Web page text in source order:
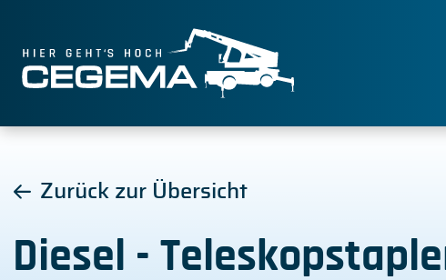
Zurück zur Übersicht
Diesel -